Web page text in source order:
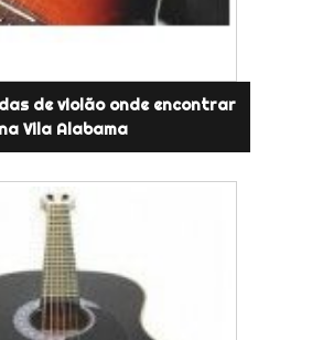
de violão onde encontrar
na Vila Alabama